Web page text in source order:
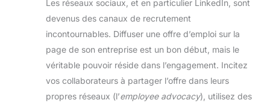
Les réseaux sociaux, et en particulier LinkedIn, sont
devenus des canaux de recrutement
incontournables. Diffuser une offre d’emploi sur la
page de son entreprise est un bon début, mais le
véritable pouvoir réside dans l’engagement. Incitez
vos collaborateurs à partager l’offre dans leurs
propres réseaux (l’employee advocacy), utilisez des